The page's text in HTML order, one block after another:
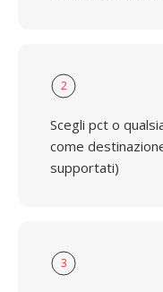
2
Scegli pct o
come
supportati)
3